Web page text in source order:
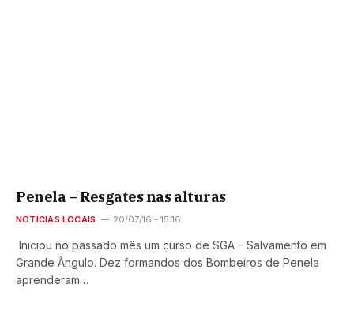
Penela – Resgates nas alturas
NOTÍCIAS LOCAIS 20/07/16 - 15:16
Iniciou no passado mês um curso de SGA – Salvamento em
Grande Ângulo. Dez formandos dos Bombeiros de Penela
aprenderam…